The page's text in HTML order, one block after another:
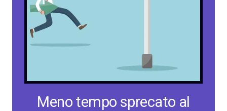
Meno tempo sprecato al